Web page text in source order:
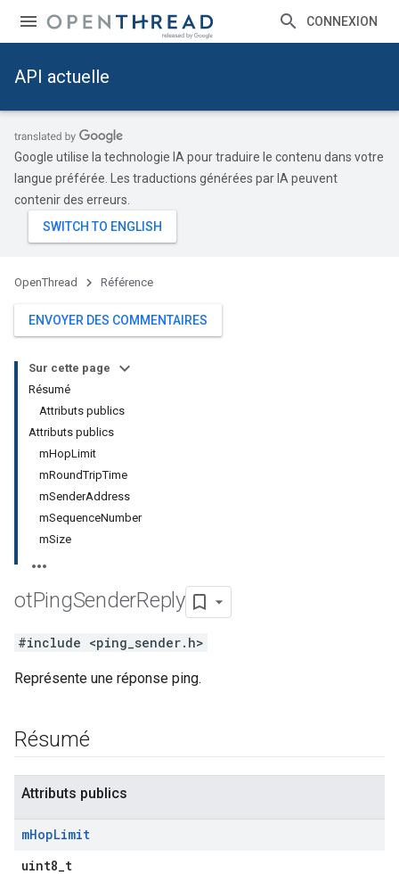
CONNEXION
API actuelle
Google utilise la technologie IA pour traduire le contenu dans votre
langue préférée. Les traductions générées par IA peuvent
contenir des erreurs.
OpenThread Référence
ENVOYER DES COMMENTAIRES
Sur cette page
Résumé
Attributs publics
Attributs publics
mHopLimit
mRoundTripTime
mSenderAddress
mSequenceNumber
mSize
otPingSenderReply
#include <ping_sender.h>
Représente une réponse ping.
Résumé
Attributs publics
mHopLimit
uint8_t